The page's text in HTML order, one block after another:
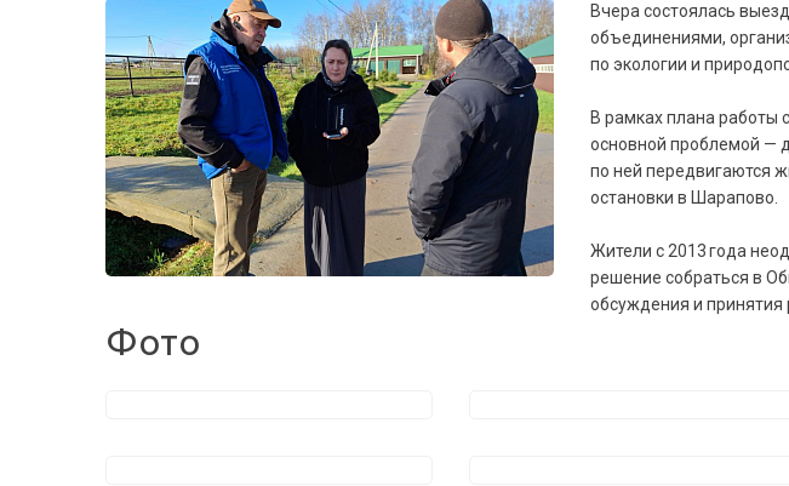
Вчера состоялась
объединениями,
по экологии и
В рамках плана работы
основной проблемой —
по ней передвигаются
остановки в Шарапово.
Жители с 2013 года
решение собраться в
обсуждения и принятия
Фото